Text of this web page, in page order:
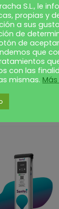
julio 26, 2021
S.L., le
propias y
a sus
de
de
que
con las
mismas.